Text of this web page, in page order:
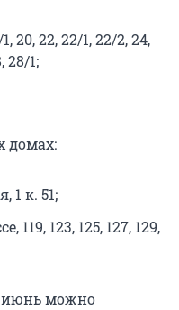
20, 22, 22/1, 22/2, 24,
28/1;
домах:
1 к. 51;
119, 123, 125, 127, 129,
июнь можно